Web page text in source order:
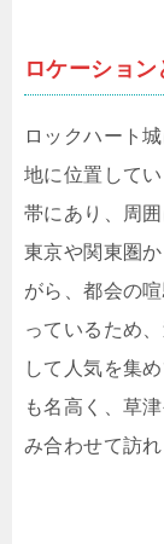
ロケーショ
ロックハート
地に位置して
帯にあり、周
東京や関東圏
がら、都会の
っているため
して人気を集
も名高く、草
み合わせて訪